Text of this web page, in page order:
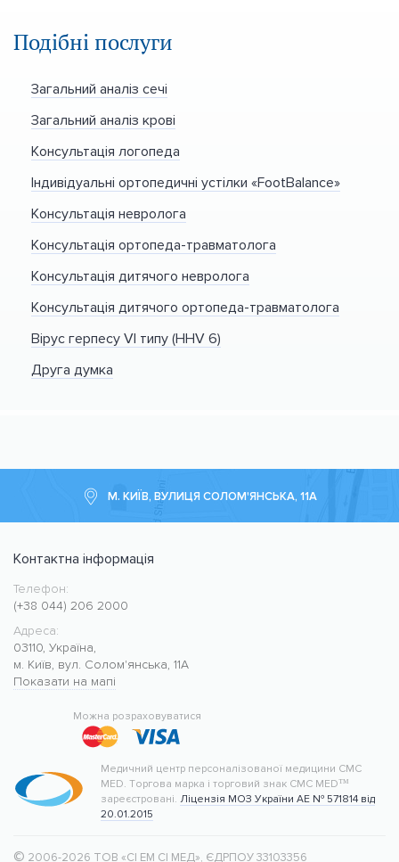
Подібні послуги
Загальний аналіз сечі
Загальний аналіз крові
Консультація логопеда
Індивідуальні ортопедичні устілки «FootBalance»
Консультація невролога
Консультація ортопеда-травматолога
Консультація дитячого невролога
Консультація дитячого ортопеда-травматолога
Вірус герпесу VI типу (HHV 6)
Друга думка
М. КИЇВ, ВУЛИЦЯ СОЛОМ'ЯНСЬКА, 11А
Контактна інформація
Медичний центр CMC MED
https://cmcmed.clinic
Телефон:
(+38 044) 206 2000
Адреса:
03110, Україна,
м. Київ, вул. Солом'янська, 11А
Показати на мапі
Можна розраховуватися
Медичний центр персоналізованої медицини CMC
MED. Торгова марка і торговий знак CMC MED™
зареєстровані. Ліцензія МОЗ України АЕ № 571814 від
20.01.2015
© 2006-2026 ТОВ «СІ ЕМ СІ МЕД», ЄДРПОУ 33103356